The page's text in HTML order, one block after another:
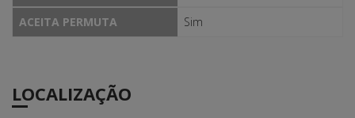
ACEITA PERMUTA
Sim
LOCALIZAÇÃO